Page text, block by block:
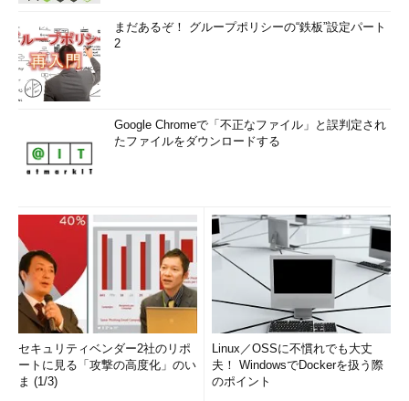
まだあるぞ！ グループポリシーの“鉄板”設定パート
2
Google Chromeで「不正なファイル」と誤判定され
たファイルをダウンロードする
セキュリティベンダー2社のリポ
ートに見る「攻撃の高度化」のい
ま (1/3)
Linux／OSSに不慣れでも大丈
夫！ WindowsでDockerを扱う際
のポイント